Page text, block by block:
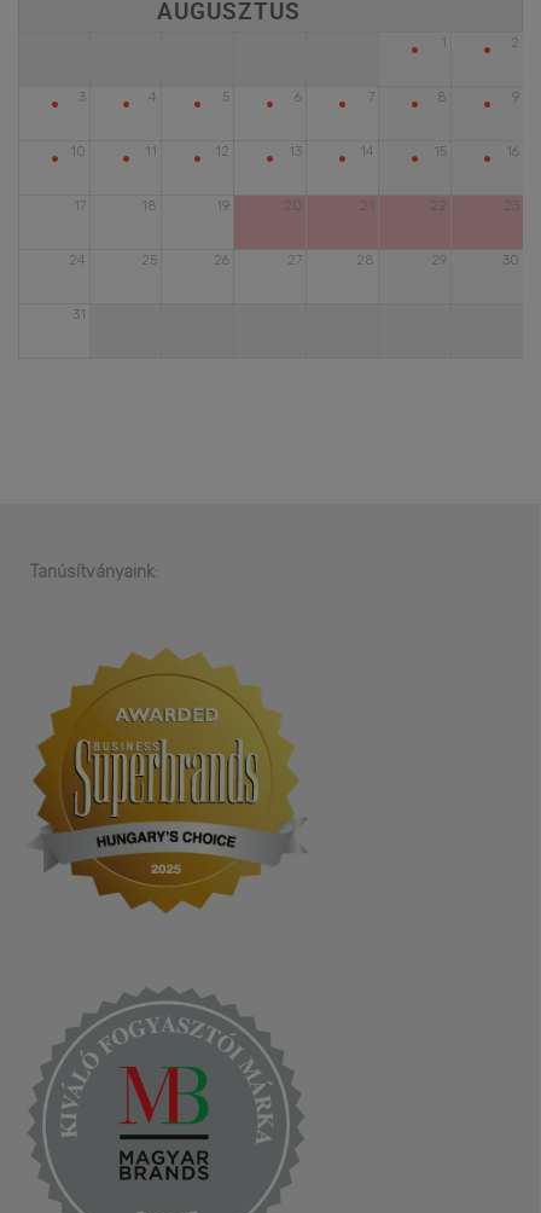
1
• 2
•
3
• 4
• 5
• 6
• 7
• 8
• 9
•
10
• 11
• 12
• 13
• 14
• 15
• 16
•
17 18 19 20 21 22 23
24 25 26 27 28 29 30
31
Tanúsítványaink: